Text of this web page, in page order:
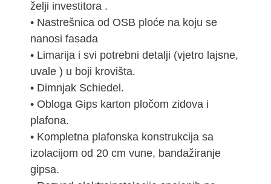
želji investitora .
• Nastrešnica od OSB ploće na koju se
nanosi fasada
• Limarija i svi potrebni detalji (vjetro lajsne,
uvale ) u boji krovišta.
• Dimnjak Schiedel.
• Obloga Gips karton pločom zidova i
plafona.
• Kompletna plafonska konstrukcija sa
izolacijom od 20 cm vune, bandažiranje
gipsa.